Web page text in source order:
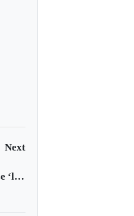
Next
Boyacá quiere sacarse ‘la espinita’ ante el Junior